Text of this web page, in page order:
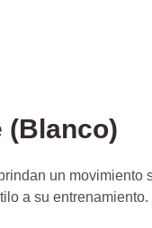
(Blanco)
un movimiento
a su entrenamiento.